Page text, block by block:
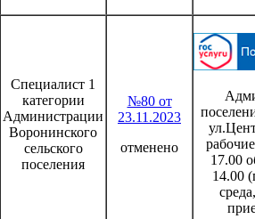
Специалист 1
категории
Администрации
Воронинского
сельского
поселения
№80 от
23.11.2023
отменено
17.00
14.00